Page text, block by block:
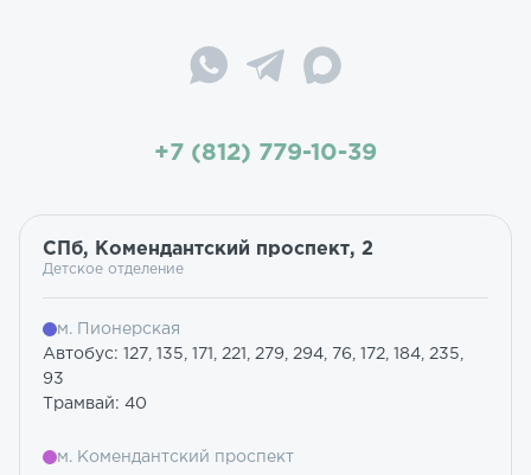
+7 (812) 779-10-39
СПб, Комендантский проспект, 2
Детское отделение
м. Пионерская
Автобус: 127, 135, 171, 221, 279, 294, 76, 172, 184, 235,
93
Трамвай: 40
м. Комендантский проспект